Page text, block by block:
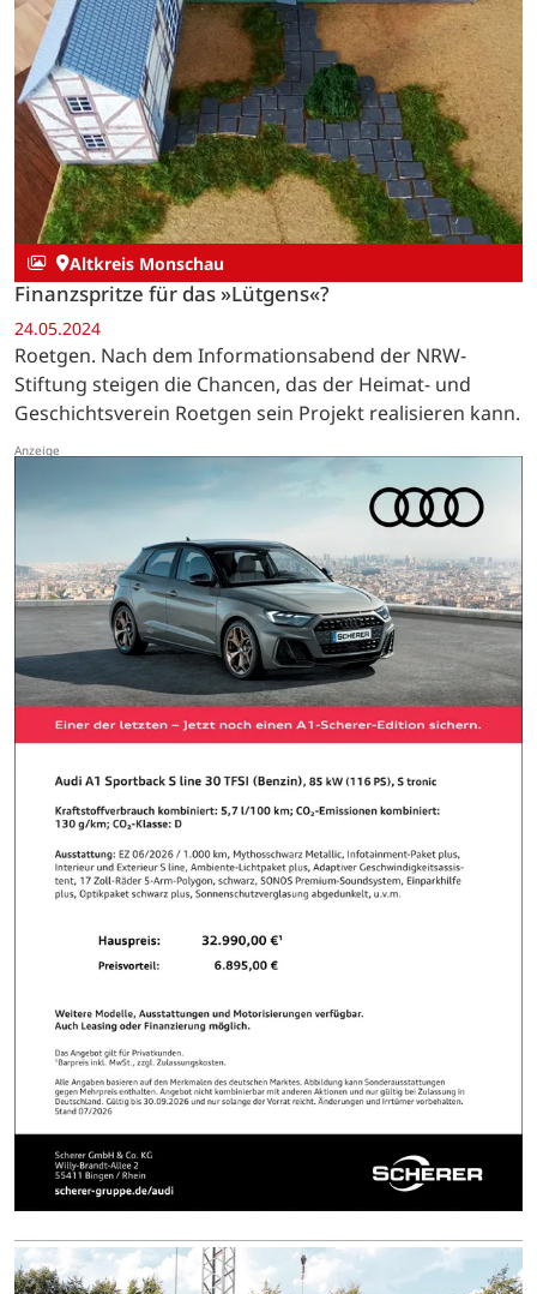
Altkreis Monschau
Finanzspritze für das »Lütgens«?
24.05.2024
Roetgen. Nach dem Informationsabend der NRW-
Stiftung steigen die Chancen, das der Heimat- und
Geschichtsverein Roetgen sein Projekt realisieren kann.